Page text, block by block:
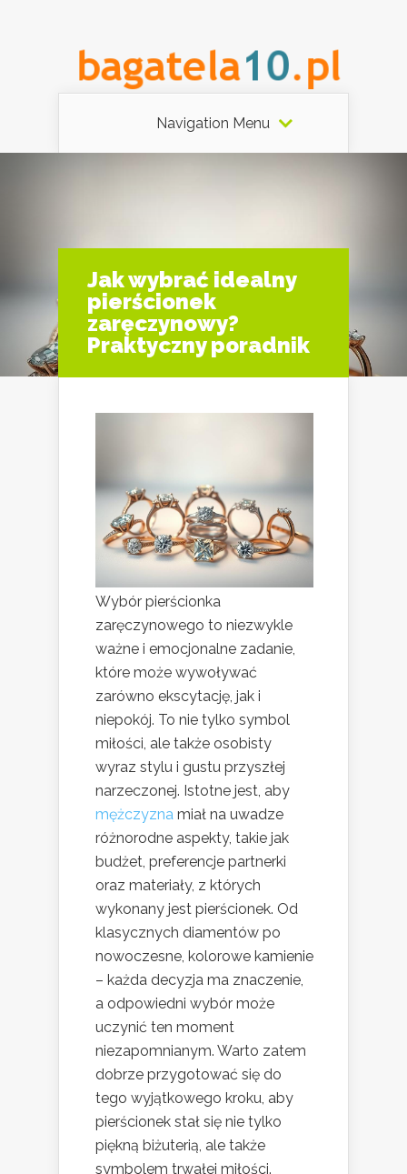
Navigation Menu
Jak wybrać idealny
pierścionek
zaręczynowy?
Praktyczny poradnik
Wybór pierścionka
zaręczynowego to niezwykle
ważne i emocjonalne zadanie,
które może wywoływać
zarówno ekscytację, jak i
niepokój. To nie tylko symbol
miłości, ale także osobisty
wyraz stylu i gustu przyszłej
narzeczonej. Istotne jest, aby
mężczyzna miał na uwadze
różnorodne aspekty, takie jak
budżet, preferencje partnerki
oraz materiały, z których
wykonany jest pierścionek. Od
klasycznych diamentów po
nowoczesne, kolorowe kamienie
– każda decyzja ma znaczenie,
a odpowiedni wybór może
uczynić ten moment
niezapomnianym. Warto zatem
dobrze przygotować się do
tego wyjątkowego kroku, aby
pierścionek stał się nie tylko
piękną biżuterią, ale także
symbolem trwałej miłości.